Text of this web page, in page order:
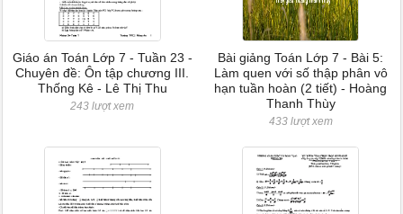
Giáo án Toán Lớp 7 - Tuần 23 -
Chuyên đề: Ôn tập chương III.
Thống Kê - Lê Thị Thu
243 lượt xem
Bài giảng Toán Lớp 7 - Bài 5:
Làm quen với số thập phân vô
hạn tuần hoàn (2 tiết) - Hoàng
Thanh Thùy
433 lượt xem